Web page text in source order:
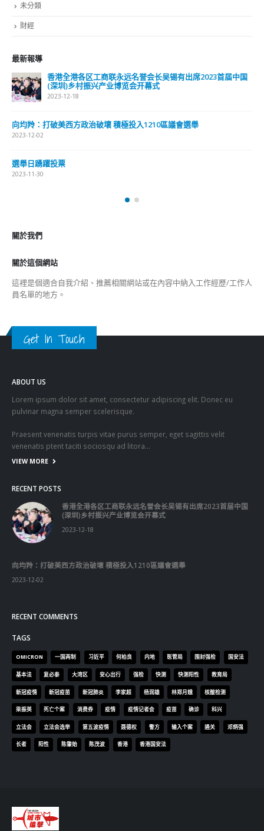
未分類
財經
最新報導
香港全港各区工商联永远名誉会长吴锡有出席2023首届中国
(深圳)乡村振兴产业博览会开幕式
2023-12-18
向均羚：打破美西方政治破壞 積極投入1210區議會選舉
2023-12-02
選舉日踴躍投票
2023-11-30
關於我們
關於這個網站
這裡是個適合自我介紹、推薦相關網站或在內容中納入工作經歷/工作人
員名單的地方。
Get In Touch
ABOUT US
Lorem ipsum dolor sit amet, consectetur adipiscing elit. Donec eu
pulvinar magna semper scelerisque.
Praesent venenatis turpis vitae purus semper, eget sagittis velit
venenatis ptent taciti sociosqu ad litora…
VIEW MORE
RECENT POSTS
香港全港各区工商联永远名誉会长吴锡有出席2023首届中国
(深圳)乡村振兴产业博览会开幕式
2023-12-18
向均羚：打破美西方政治破壞 積極投入1210區議會選舉
2023-12-02
RECENT COMMENTS
TAGS
OMICRON 一国两制 习近平 何柏良 内地 医管局 围封强检 国安法
基本法 复必泰 大湾区 安心出行 强检 快测 快测阳性 教育局
新冠疫情 新冠疫苗 新冠肺炎 李家超 杨润雄 林郑月娥 核酸检测
梁振英 死亡个案 消费券 疫情 疫情记者会 疫苗 确诊 科兴
立法会 立法会选举 第五波疫情 聂德权 警方 输入个案 通关 邓炳强
长者 阳性 陈肇始 陈茂波 香港 香港国安法